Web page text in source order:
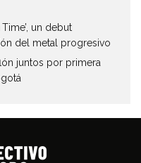
un debut
del metal progresivo
juntos por primera